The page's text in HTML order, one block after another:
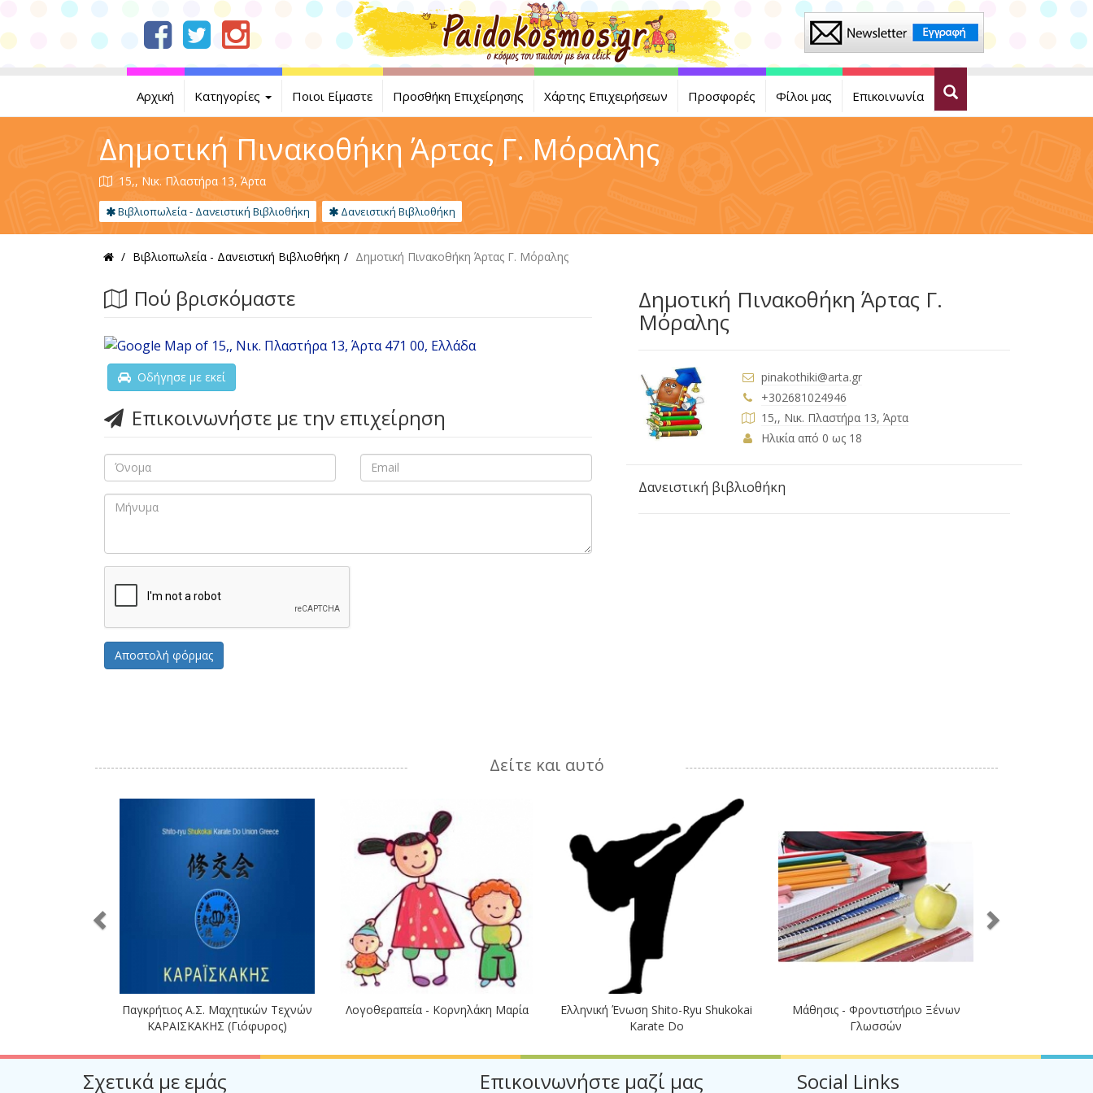
Αρχική Κατηγορίες Ποιοι Είμαστε Προσθήκη Επιχείρησης Χάρτης Επιχειρήσεων Προσφορές Φίλοι μας Επικοινωνία
Δημοτική Πινακοθήκη Άρτας Γ. Μόραλης
15,, Νικ. Πλαστήρα 13, Άρτα
Βιβλιοπωλεία - Δανειστική Βιβλιοθήκη Δανειστική Βιβλιοθήκη
Βιβλιοπωλεία - Δανειστική Βιβλιοθήκη Δημοτική Πινακοθήκη Άρτας Γ. Μόραλης
Δημοτική Πινακοθήκη Άρτας Γ.
Μόραλης
pinakothiki@arta.gr
+302681024946
15,, Νικ. Πλαστήρα 13, Άρτα
Ηλικία από 0 ως 18
Δανειστική βιβλιοθήκη
Πού βρισκόμαστε
Οδήγησε με εκεί
Επικοινωνήστε με την επιχείρηση
Δείτε και αυτό
Παγκρήτιος Α.Σ. Μαχητικών Τεχνών
ΚΑΡΑΪΣΚΑΚΗΣ (Γιόφυρος)
Λογοθεραπεία - Κορνηλάκη Μαρία
Ελληνική Ένωση Shito-Ryu Shukokai
Karate Do
Μάθησις - Φροντιστήριο Ξένων
Γλωσσών
Σχετικά με εμάς Επικοινωνήστε μαζί μας Social Links